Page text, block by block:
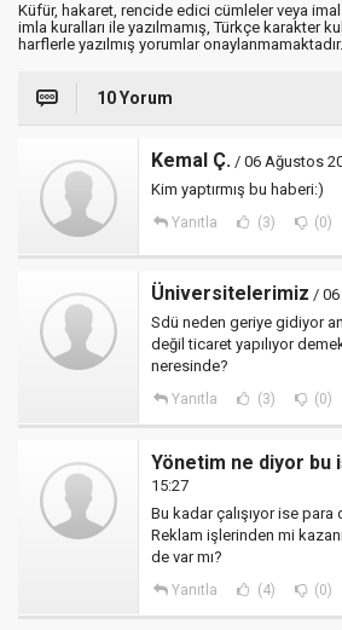
Küfür, hakaret, rencide edici cümleler veya
imla kuralları ile yazılmamış, Türkçe karakter
harflerle yazılmış yorumlar onaylanmamaktadır.
10 Yorum
Kemal Ç. / 06 Ağustos
Kim yaptırmış bu haberi:)
Yanıtla (3) (0)
Üniversitelerimiz / 06
Sdü neden geriye gidiyor
değil ticaret yapılıyor
neresinde?
Yanıtla (3) (0)
Yönetim ne diyor bu
15:27
Bu kadar çalışıyor ise para
Reklam işlerinden mi
de var mı?
Yanıtla (4) (0)